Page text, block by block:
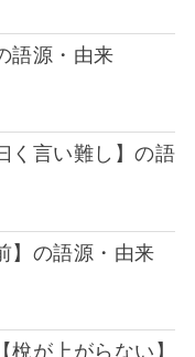
語源・由来
く言い難し】の語
】の語源・由来
が上がらない】